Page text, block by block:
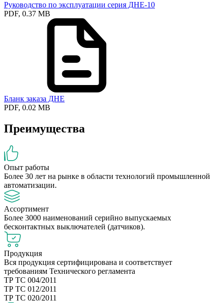
Руководство по эксплуатации серия ДНЕ-10
PDF, 0.37 MB
Бланк заказа ДНЕ
PDF, 0.02 MB
Преимущества
Опыт работы
Более 30 лет на рынке в области технологий промышленной
автоматизации.
Ассортимент
Более 3000 наименований серийно выпускаемых
бесконтактных выключателей (датчиков).
Продукция
Вся продукция сертифицирована и соответствует
требованиям Технического регламента
ТР ТС 004/2011
ТР ТС 012/2011
ТР ТС 020/2011